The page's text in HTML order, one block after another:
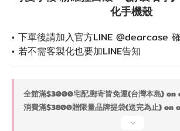
化手機殼
• 下單後請加入官方LINE @dearcase
• 若不需客製化也要加LINE告知
全館滿$3000宅配.郵寄皆免運(台灣本島)
消費滿$3800贈限量品牌提袋(送完為止) on